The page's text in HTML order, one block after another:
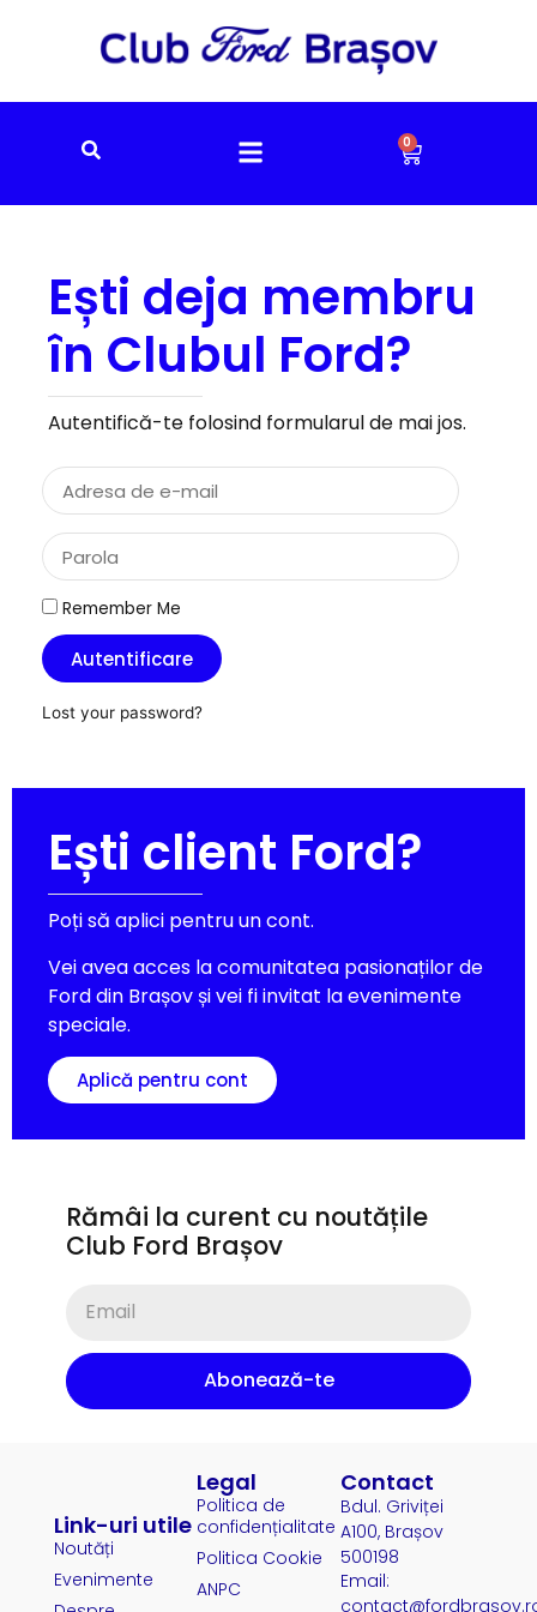
0
Ești deja membru
în Clubul Ford?
Autentifică-te folosind formularul de mai jos.
Remember Me
Autentificare
Lost your password?
Ești client Ford?
Poți să aplici pentru un cont.
Vei avea acces la comunitatea pasionaților de
Ford din Brașov și vei fi invitat la evenimente
speciale.
Aplică pentru cont
Rămâi la curent cu noutățile
Club Ford Brașov
Abonează-te
Legal
Politica de
confidențialitate
Politica Cookie
ANPC
Link-uri utile
Noutăți
Evenimente
Contact
Bdul. Griviței
A100, Brașov
500198
Email: